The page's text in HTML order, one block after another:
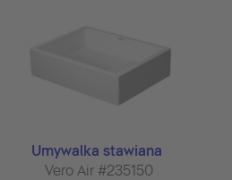
Umywalka stawiana
Vero Air #235150